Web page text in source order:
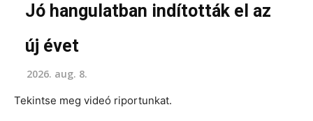
Jó hangulatban indították el az
új évet
2026. aug. 8.
Tekintse meg videó riportunkat.